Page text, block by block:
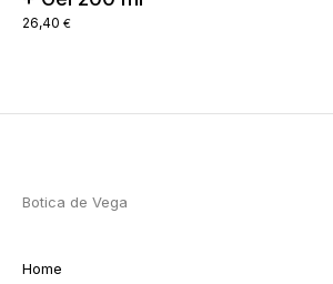
26,40 €
Botica de Vega
Home